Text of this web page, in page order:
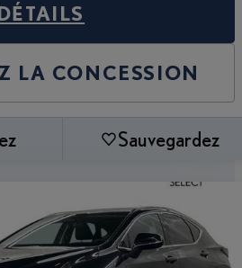
LA CONCESSION
Sauvegardez